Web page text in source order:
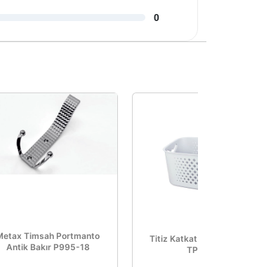
0
Timsah Portmanto
Antik Bakır P995-18
Titiz Katkat Basket Sepet
TP-752